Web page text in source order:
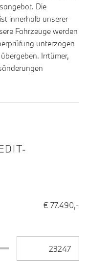
Die
innerhalb unserer
Fahrzeuge werden
unterzogen
Irrtümer,
€ 77.490,-